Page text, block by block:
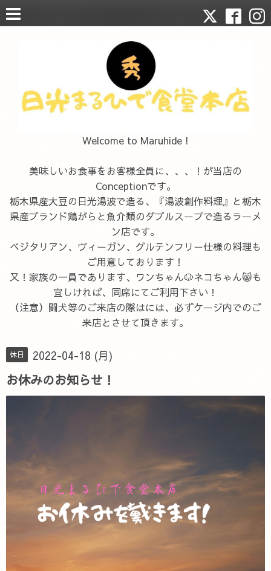
Welcome to Maruhide !
美味しいお食事をお客様全員に、、、！が当店の
Conceptionです。
栃木県産大豆の日光湯波で造る、『湯波創作料理』と栃木
県産ブランド鶏がらと魚介類のダブルスープで造るラーメ
ン店です。
ベジタリアン、ヴィーガン、グルテンフリー仕様の料理も
ご用意しております！
又！家族の一員であります、ワンちゃん🐶ネコちゃん😸も
宜しければ、同席にてご利用下さい！
（注意）闘犬等のご来店の際はには、必ずケージ内でのご
来店とさせて頂きます。
休日 2022-04-18 (月)
お休みのお知らせ！